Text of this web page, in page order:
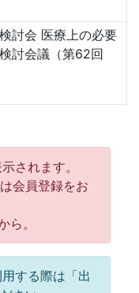
討会 医療上の必要
討会議（第62回
されます。
会員登録をお
ら。
する際は「出